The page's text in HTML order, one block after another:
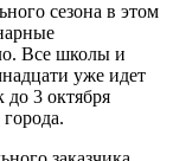
сезона в этом
Все школы и
уже идет
3 октября